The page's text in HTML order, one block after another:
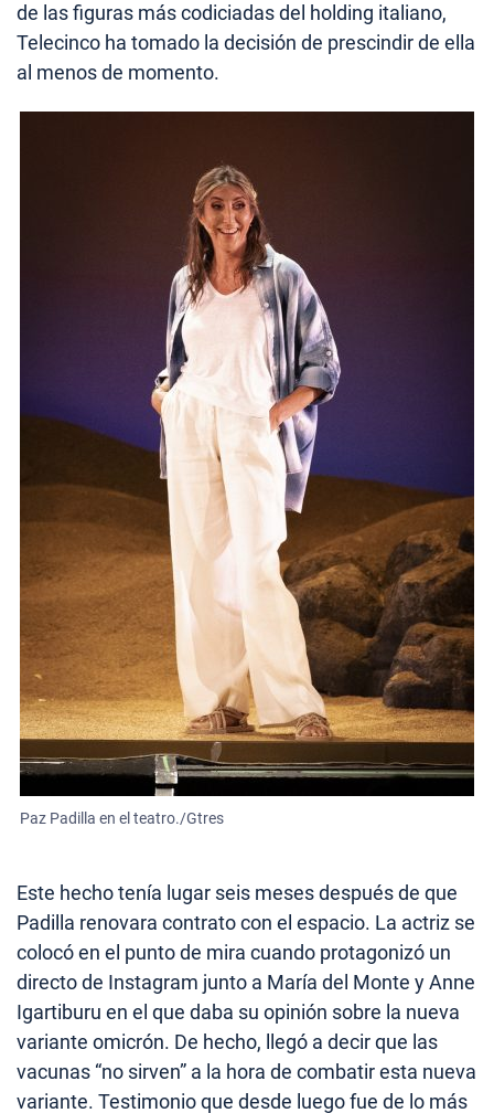
de las figuras más codiciadas del holding italiano,
Telecinco ha tomado la decisión de prescindir de ella
al menos de momento.
Paz Padilla en el teatro./Gtres
Este hecho tenía lugar seis meses después de que
Padilla renovara contrato con el espacio. La actriz se
colocó en el punto de mira cuando protagonizó un
directo de Instagram junto a María del Monte y Anne
Igartiburu en el que daba su opinión sobre la nueva
variante omicrón. De hecho, llegó a decir que las
vacunas “no sirven” a la hora de combatir esta nueva
variante. Testimonio que desde luego fue de lo más